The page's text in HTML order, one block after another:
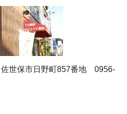
世保市日野町857番地 0956-